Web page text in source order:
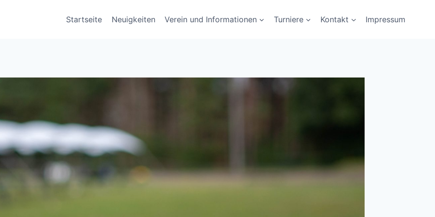
Startseite Neuigkeiten Verein und Informationen Turniere Kontakt Impressum